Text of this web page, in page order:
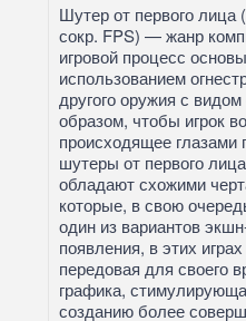
Шутер от первого лица
сокр. FPS) — жанр
игровой процесс
использованием
другого оружия с
образом, чтобы игрок
происходящее глазами
шутеры от первого
обладают схожими
которые, в свою
один из вариантов
появления, в этих
передовая для своего
графика,
созданию более